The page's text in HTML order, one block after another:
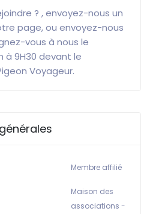
? , envoyez-nous un
page, ou envoyez-nous
vous à nous le
à 9H30 devant le
Voyageur.
Membre affilié
Maison des
associations -